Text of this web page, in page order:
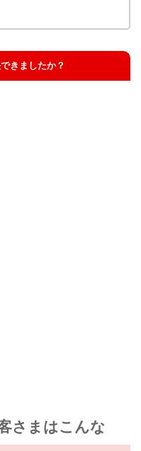
きましたか？
さまはこんな